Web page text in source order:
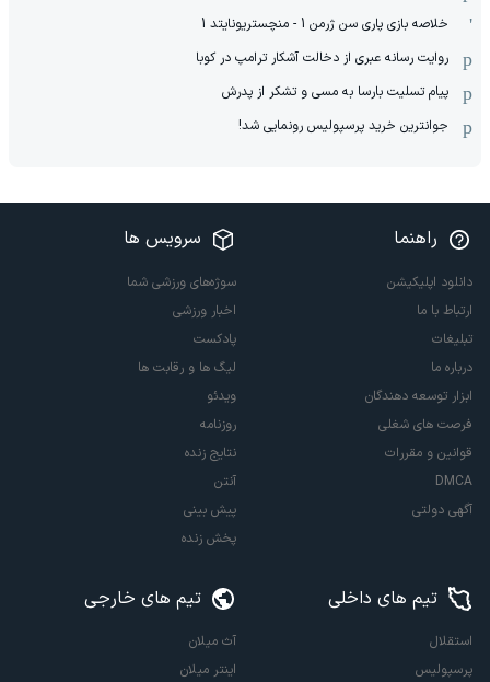
خلاصه بازی پاری سن ژرمن 1 - منچستریونایتد 1
روایت رسانه عبری از دخالت آشکار ترامپ در کوبا
پیام تسلیت بارسا به مسی و تشکر از پدرش
جوانترین خرید پرسپولیس رونمایی شد!
راهنما
دانلود اپلیکیشن
ارتباط با ما
تبلیغات
درباره ما
ابزار توسعه دهندگان
فرصت های شغلی
قوانین و مقررات
DMCA
آگهی دولتی
سرویس ها
سوژه‌های ورزشی شما
اخبار ورزشی
پادکست
لیگ ها و رقابت ها
ویدئو
روزنامه
نتایج زنده
آنتن
پیش بینی
پخش زنده
تیم های داخلی
استقلال
پرسپولیس
تیم های خارجی
آث میلان
اینتر میلان